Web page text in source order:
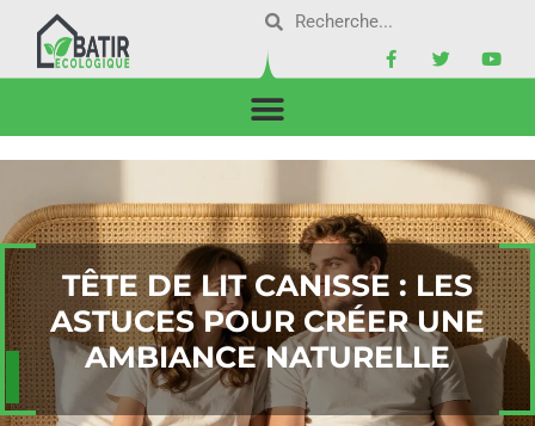
TÊTE DE LIT CANISSE : LES
ASTUCES POUR CRÉER UNE
AMBIANCE NATURELLE